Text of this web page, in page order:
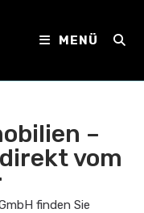
MENÜ
–
vom
finden Sie